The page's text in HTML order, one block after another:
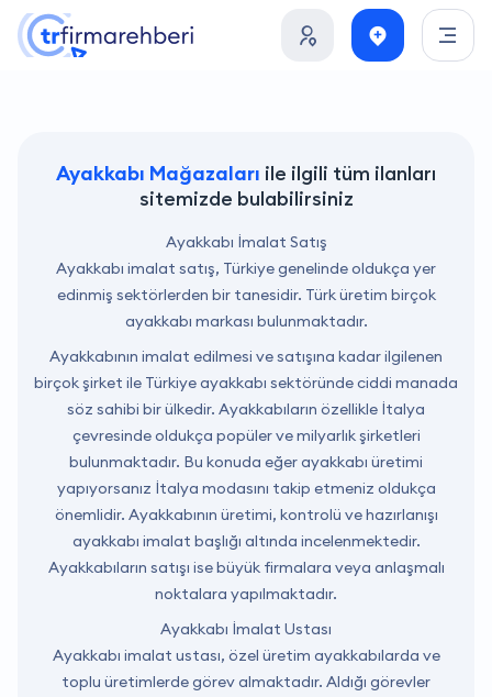
Ayakkabı Mağazaları ile ilgili tüm ilanları
sitemizde bulabilirsiniz
Ayakkabı İmalat Satış
Ayakkabı imalat satış, Türkiye genelinde oldukça yer
edinmiş sektörlerden bir tanesidir. Türk üretim birçok
ayakkabı markası bulunmaktadır.
Ayakkabının imalat edilmesi ve satışına kadar ilgilenen
birçok şirket ile Türkiye ayakkabı sektöründe ciddi manada
söz sahibi bir ülkedir. Ayakkabıların özellikle İtalya
çevresinde oldukça popüler ve milyarlık şirketleri
bulunmaktadır. Bu konuda eğer ayakkabı üretimi
yapıyorsanız İtalya modasını takip etmeniz oldukça
önemlidir. Ayakkabının üretimi, kontrolü ve hazırlanışı
ayakkabı imalat başlığı altında incelenmektedir.
Ayakkabıların satışı ise büyük firmalara veya anlaşmalı
noktalara yapılmaktadır.
Ayakkabı İmalat Ustası
Ayakkabı imalat ustası, özel üretim ayakkabılarda ve
toplu üretimlerde görev almaktadır. Aldığı görevler